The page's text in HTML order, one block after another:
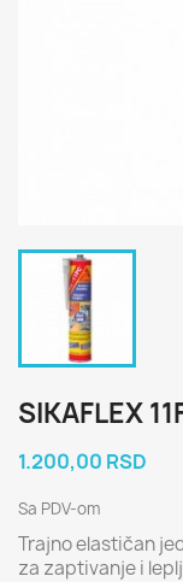
SIKAFLEX
1.200,00 RSD
Sa PDV-om
Trajno elastičan
za zaptivanje i